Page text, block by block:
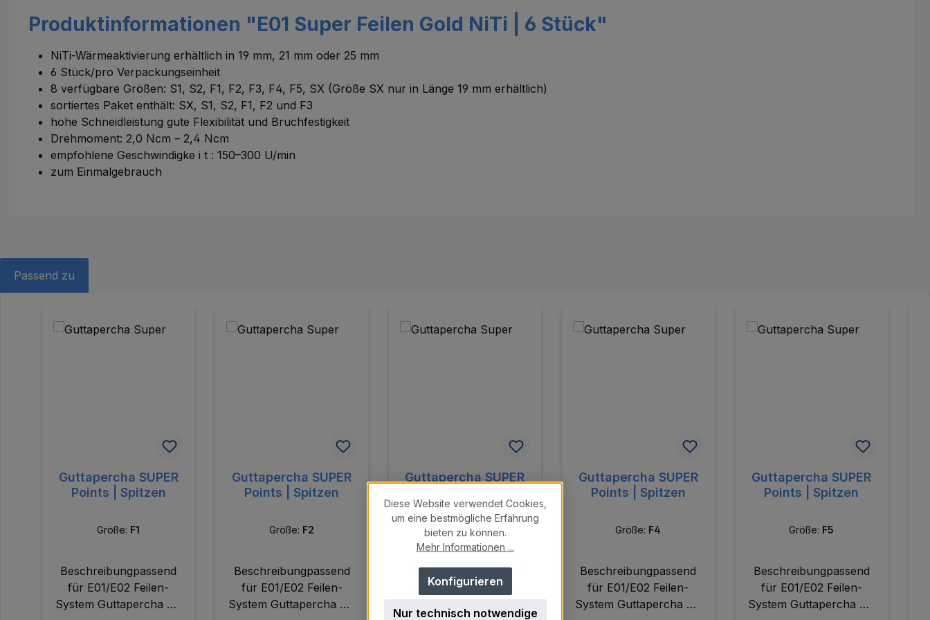
Produktinformationen "E01 Super Feilen Gold NiTi | 6 Stück"
NiTi-Wärmeaktivierung erhältlich in 19 mm, 21 mm oder 25 mm
6 Stück/pro Verpackungseinheit
8 verfügbare Größen: S1, S2, F1, F2, F3, F4, F5, SX (Größe SX nur in Länge 19 mm erhältlich)
sortiertes Paket enthält: SX, S1, S2, F1, F2 und F3
hohe Schneidleistung gute Flexibilität und Bruchfestigkeit
Drehmoment: 2,0 Ncm – 2,4 Ncm
empfohlene Geschwindigke i t : 150–300 U/min
zum Einmalgebrauch
Passend zu
Guttapercha SUPER
Points | Spitzen
Größe: F1
Beschreibungpassend
für E01/E02 Feilen-
System Guttapercha mit
Guttapercha SUPER
Points | Spitzen
Größe: F2
Beschreibungpassend
für E01/E02 Feilen-
System Guttapercha mit
Guttapercha SUPER
Größe:F3
Beschreibungpassend
für E01/E02 Feilen-
Guttapercha SUPER
Points | Spitzen
Größe: F4
Beschreibungpassend
für E01/E02 Feilen-
System Guttapercha mit
Guttapercha SUPER
Points | Spitzen
Größe: F5
Beschreibungpassend
für E01/E02 Feilen-
System Guttapercha mit
Diese Website verwendet Cookies,
um eine bestmögliche Erfahrung
bieten zu können.
Mehr Informationen ...
Nur technisch notwendige
Konfigurieren